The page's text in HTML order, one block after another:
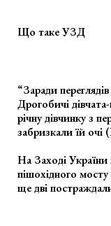
Що таке УЗД
“Заради
Дрогобичі
річну дівчинку з
забризкали їй
На Заході України
пішохідного мосту
ще дві